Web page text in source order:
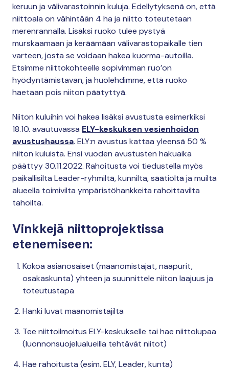
keruun ja välivarastoinnin kuluja. Edellytyksenä on, että
niittoala on vähintään 4 ha ja niitto toteutetaan
merenrannalla. Lisäksi ruoko tulee pystyä
murskaamaan ja keräämään välivarastopaikalle tien
varteen, josta se voidaan hakea kuorma-autoilla.
Etsimme niittokohteelle sopivimman ruo’on
hyödyntämistavan, ja huolehdimme, että ruoko
haetaan pois niiton päätyttyä.
Niiton kuluihin voi hakea lisäksi avustusta esimerkiksi
18.10. avautuvassa ELY-keskuksen vesienhoidon
avustushaussa. ELY:n avustus kattaa yleensä 50 %
niiton kuluista. Ensi vuoden avustusten hakuaika
päättyy 30.11.2022. Rahoitusta voi tiedustella myös
paikallisilta Leader-ryhmiltä, kunnilta, säätiöltä ja muilta
alueella toimivilta ympäristöhankkeita rahoittavilta
tahoilta.
Vinkkejä niittoprojektissa
etenemiseen:
Kokoa asianosaiset (maanomistajat, naapurit,
osakaskunta) yhteen ja suunnittele niiton laajuus ja
toteutustapa
Hanki luvat maanomistajilta
Tee niittoilmoitus ELY-keskukselle tai hae niittolupaa
(luonnonsuojelualueilla tehtävät niitot)
Hae rahoitusta (esim. ELY, Leader, kunta)